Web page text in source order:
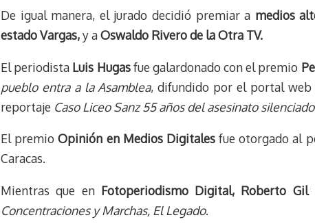
De igual manera, el jurado decidió premiar a medios
estado Vargas,y aOswaldo Rivero de la Otra TV.
El periodista Luis Hugasfue galardonado con el premio
pueblo entra a la Asamblea, difundido por el portal web
reportaje Caso Liceo Sanz 55 años del asesinato
El premioOpinión en Medios Digitalesfue otorgado al
Caracas.
Mientras que en Fotoperiodismo Digital, Roberto Gil
Concentraciones y Marchas, El Legado.